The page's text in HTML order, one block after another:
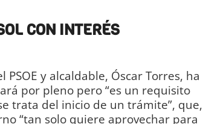
CON INTERÉS
y alcaldable, Óscar Torres, ha
por pleno pero “es un requisito
trata del inicio de un trámite”, que,
“tan solo quiere aprovechar para